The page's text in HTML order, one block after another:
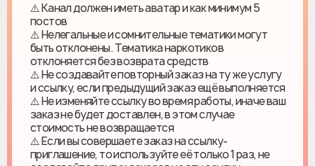
⚠️ Канал должен иметь аватар и как минимум 5
постов
⚠️ Нелегальные и сомнительные тематики могут
быть отклонены. Тематика наркотиков
отклоняется без возврата средств
⚠️ Не создавайте повторный заказ на ту же услугу
и ссылку, если предыдущий заказ ещё выполняется
⚠️ Не изменяйте ссылку во время работы, иначе ваш
заказ не будет доставлен, в этом случае
стоимость не возвращается
⚠️ Если вы совершаете заказ на ссылку-
приглашение, то используйте её только 1 раз, не